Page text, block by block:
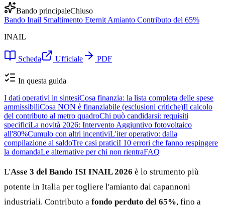
Bando principaleChiuso
Bando Inail Smaltimento Eternit Amianto Contributo del 65%
INAIL
Scheda Ufficiale PDF
In questa guida
I dati operativi in sintesiCosa finanzia: la lista completa delle spese
ammissibiliCosa NON è finanziabile (esclusioni critiche)Il calcolo
del contributo al metro quadroChi può candidarsi: requisiti
specificiLa novità 2026: Intervento Aggiuntivo fotovoltaico
all'80%Cumulo con altri incentiviL'iter operativo: dalla
compilazione al saldoTre casi praticiI 10 errori che fanno respingere
la domandaLe alternative per chi non rientraFAQ
L'Asse 3 del Bando ISI INAIL 2026 è lo strumento più
potente in Italia per togliere l'amianto dai capannoni
industriali. Contributo a fondo perduto del 65%, fino a